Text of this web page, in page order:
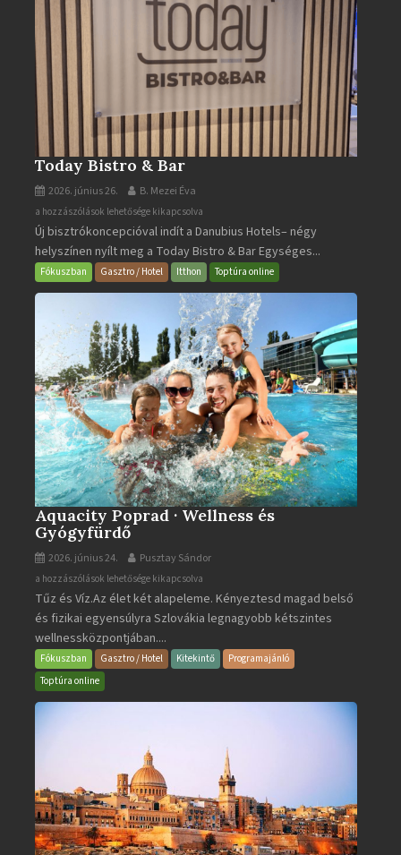
Today Bistro & Bar
2026. június 26. B. Mezei Éva
Today
Bistro
&
Bar
a hozzászólások lehetősége kikapcsolva
Új bisztrókoncepcióval indít a Danubius Hotels– négy
helyszínen nyílt meg a Today Bistro & Bar Egységes...
Fókuszban Gasztro / Hotel Itthon Toptúra online
Aquacity Poprad · Wellness és
Gyógyfürdő
2026. június 24. Pusztay Sándor
Aquacity
Poprad
·
Wellness
és
Gyógyfürdő
a hozzászólások lehetősége kikapcsolva
Tűz és Víz.Az élet két alapeleme. Kényeztesd magad belső
és fizikai egyensúlyra Szlovákia legnagyobb kétszintes
wellnessközpontjában....
Fókuszban Gasztro / Hotel Kitekintő
Programajánló
Toptúra online